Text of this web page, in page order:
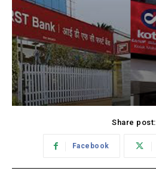
Share post:
Facebook